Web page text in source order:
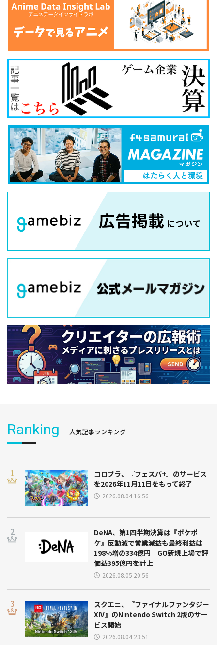
Ranking 人気記事ランキング
コロプラ、『フェスバ+』のサービス
を2026年11月11日をもって終了
2026.08.04 16:56
DeNA、第1四半期決算は『ポケポ
ケ』反動減で営業減益も最終利益は
198%増の334億円 GO新規上場で評
価益395億円を計上
2026.08.05 20:56
スクエニ、『ファイナルファンタジー
XIV』のNintendo Switch 2版のサー
ビス開始
2026.08.04 23:51